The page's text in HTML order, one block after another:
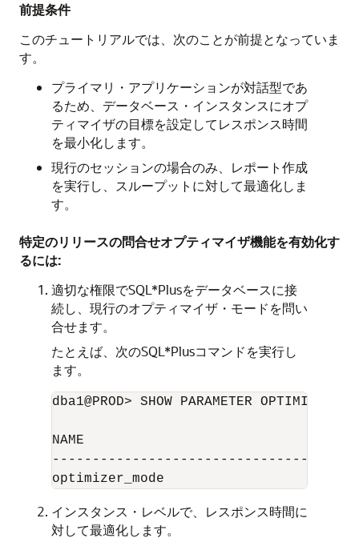
前提条件
このチュートリアルでは、次のことが前提となっていま
す。
プライマリ・アプリケーションが対話型であ
るため、データベース・インスタンスにオプ
ティマイザの目標を設定してレスポンス時間
を最小化します。
現行のセッションの場合のみ、レポート作成
を実行し、スループットに対して最適化しま
す。
特定のリリースの問合せオプティマイザ機能を有効化す
るには:
適切な権限でSQL*Plusをデータベースに接
続し、現行のオプティマイザ・モードを問い
合せます。
たとえば、次のSQL*Plusコマンドを実行し
ます。
dba1@PROD> SHOW PARAMETER
NAME
------------------------------------
インスタンス・レベルで、レスポンス時間に
対して最適化します。